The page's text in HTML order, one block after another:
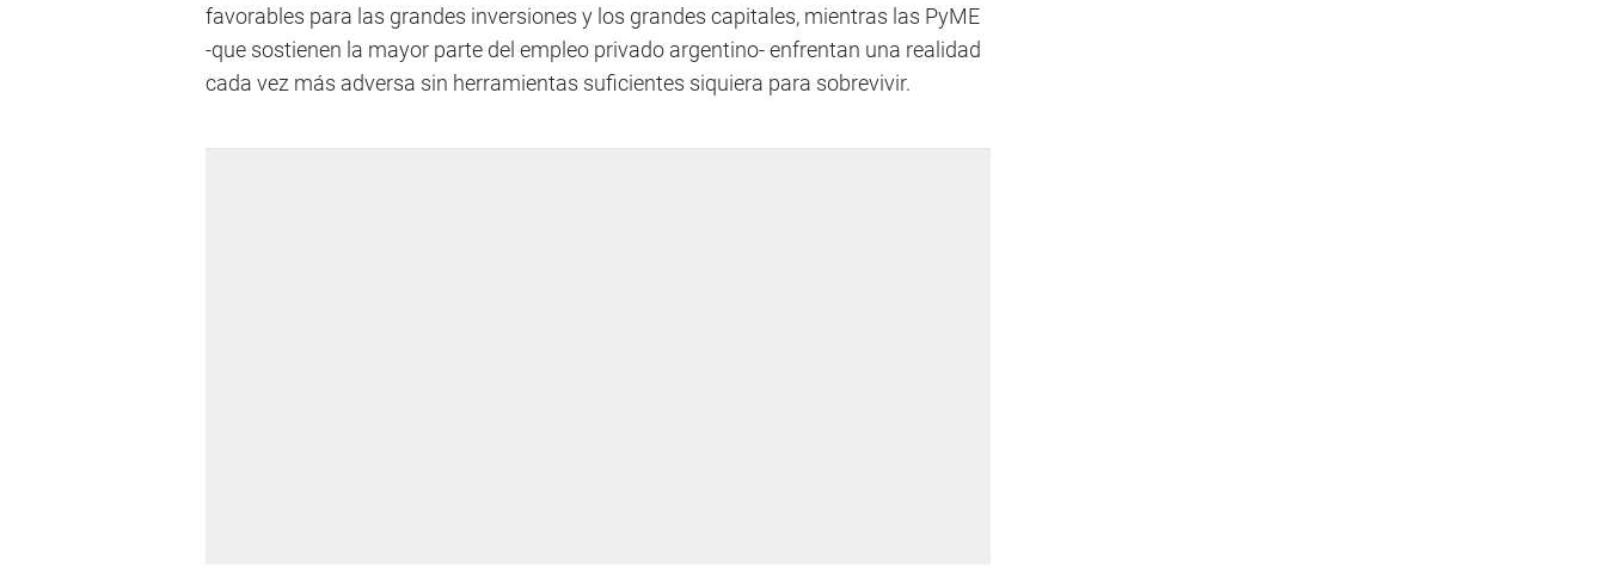
favorables para las grandes inversiones y los grandes capitales, mientras las PyME
-que sostienen la mayor parte del empleo privado argentino- enfrentan una realidad
cada vez más adversa sin herramientas suficientes siquiera para sobrevivir.